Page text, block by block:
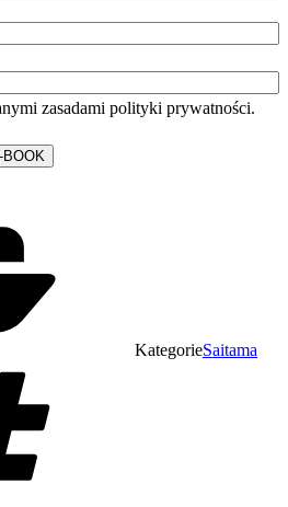
zasadami polityki prywatności.
KategorieSaitama